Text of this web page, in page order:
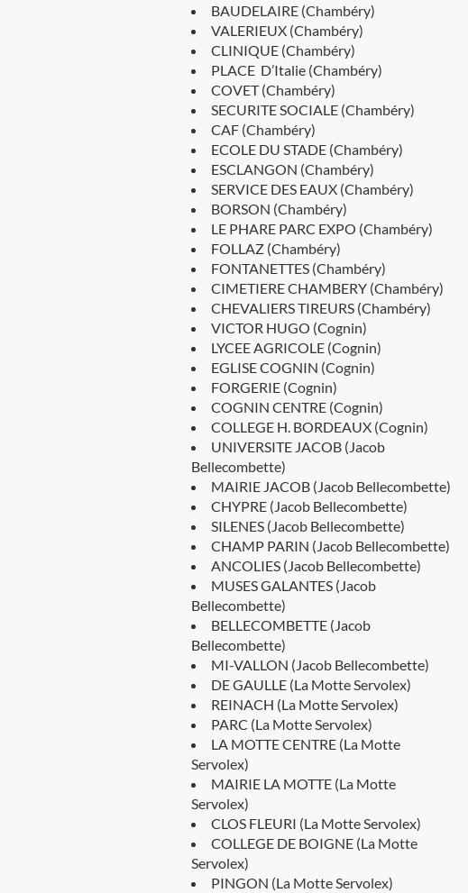
BAUDELAIRE (Chambéry)
VALERIEUX (Chambéry)
CLINIQUE (Chambéry)
PLACE D’Italie (Chambéry)
COVET (Chambéry)
SECURITE SOCIALE (Chambéry)
CAF (Chambéry)
ECOLE DU STADE (Chambéry)
ESCLANGON (Chambéry)
SERVICE DES EAUX (Chambéry)
BORSON (Chambéry)
LE PHARE PARC EXPO (Chambéry)
FOLLAZ (Chambéry)
FONTANETTES (Chambéry)
CIMETIERE CHAMBERY (Chambéry)
CHEVALIERS TIREURS (Chambéry)
VICTOR HUGO (Cognin)
LYCEE AGRICOLE (Cognin)
EGLISE COGNIN (Cognin)
FORGERIE (Cognin)
COGNIN CENTRE (Cognin)
COLLEGE H. BORDEAUX (Cognin)
UNIVERSITE JACOB (Jacob
Bellecombette)
MAIRIE JACOB (Jacob Bellecombette)
CHYPRE (Jacob Bellecombette)
SILENES (Jacob Bellecombette)
CHAMP PARIN (Jacob Bellecombette)
ANCOLIES (Jacob Bellecombette)
MUSES GALANTES (Jacob
Bellecombette)
BELLECOMBETTE (Jacob
Bellecombette)
MI-VALLON (Jacob Bellecombette)
DE GAULLE (La Motte Servolex)
REINACH (La Motte Servolex)
PARC (La Motte Servolex)
LA MOTTE CENTRE (La Motte
Servolex)
MAIRIE LA MOTTE (La Motte
Servolex)
CLOS FLEURI (La Motte Servolex)
COLLEGE DE BOIGNE (La Motte
Servolex)
PINGON (La Motte Servolex)